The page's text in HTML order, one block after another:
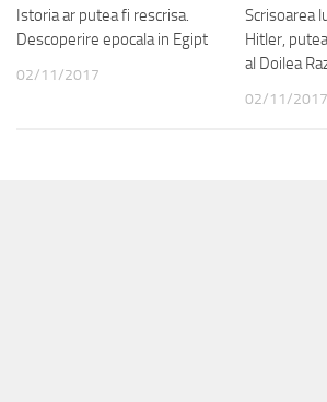
Istoria ar putea fi rescrisa.
Descoperire epocala in Egipt
02/11/2017
Scrisoarea
Hitler,
al Doilea
02/11/2017